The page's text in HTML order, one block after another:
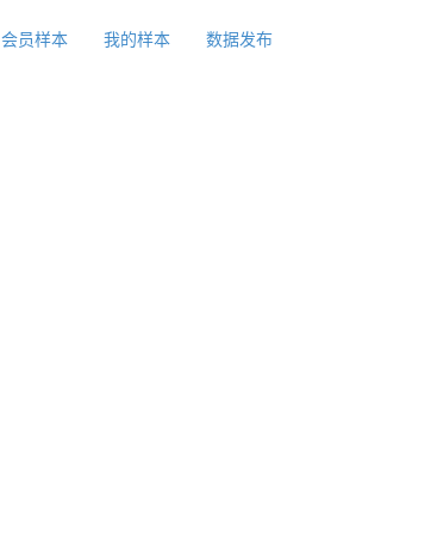
会员样本 我的样本 数据发布